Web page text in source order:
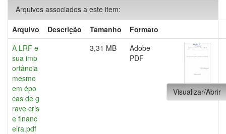
Arquivos associados a este item:
Arquivo
Descrição Tamanho
Formato
A LRF e
sua imp
ortância
mesmo
em épo
cas de g
rave cris
e financ
eira.pdf
3,31 MB
Adobe
PDF
Visualizar/Abrir